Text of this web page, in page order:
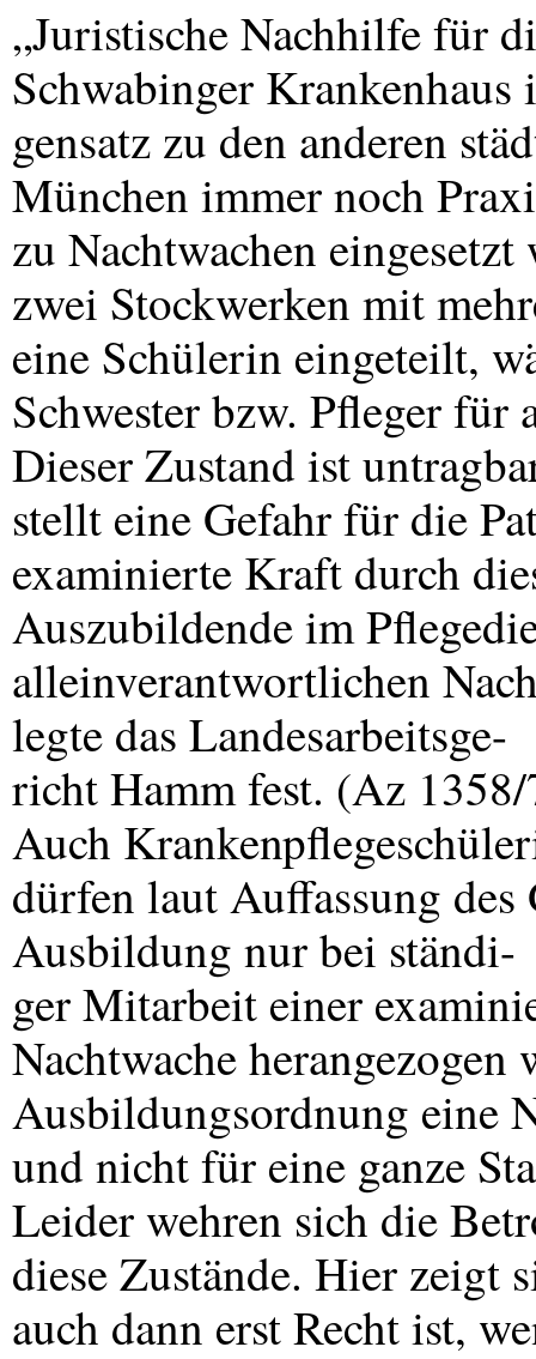
„Juristische Nachhilfe für
Schwabinger Krankenhaus
gensatz zu den anderen
München immer noch
zu Nachtwachen
zwei Stockwerken mit
eine Schülerin eingeteilt,
Schwester bzw. Pfleger
Dieser Zustand ist
stellt eine Gefahr für die
examinierte Kraft durch
Auszubildende im
alleinverantwortlichen
legte das Landesarbeitsge-
richt Hamm fest. (Az
Auch
dürfen laut Auffassung
Ausbildung nur bei ständi-
ger Mitarbeit einer
Nachtwache
Ausbildungsordnung eine
und nicht für eine ganze
Leider wehren sich die
diese Zustände. Hier zeigt
auch dann erst Recht ist,